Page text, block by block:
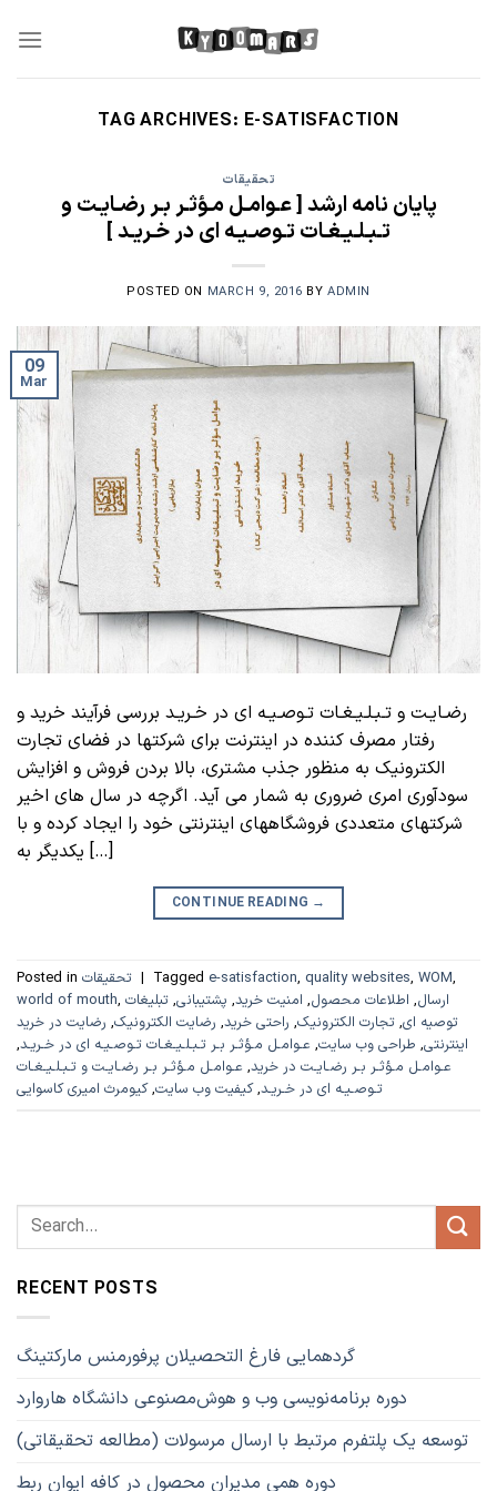
TAG ARCHIVES: E-SATISFACTION
تحقیقات
پایان نامه ارشد [ عـوامـل مـؤثـر بـر رضـایـت و
تـبـلـیـغـات تـوصـیـه ای در خـریـد ]
POSTED ON MARCH 9, 2016 BYADMIN
09
Mar
رضـایـت و تـبـلـیـغـات تـوصـیـه ای در خـریـد بررسی فرآیند خرید و
رفتار مصرف کننده در اینترنت برای شرکتها در فضای تجارت
الکترونیک به منظور جذب مشتری، بالا بردن فروش و افزایش
سودآوری امری ضروری به شمار می آید. اگرچه در سال های اخیر
شرکتهای متعددی فروشگاههای اینترنتی خود را ایجاد کرده و با
یکدیگر به […]
CONTINUE READING →
Posted in تحقیقات | Tagged e-satisfaction, quality websites, WOM,
world of mouth, ارسال, اطلاعات محصول, امنیت خرید, پشتیبانی, تبلیغات
توصیه ای, تجارت الکترونیک, راحتی خرید, رضایت الکترونیک, رضایت در خرید
اینترنتی, طراحی وب سایت, عـوامـل مـؤثـر بـر تـبـلـیـغـات تـوصـیـه ای در خـریـد,
عـوامـل مـؤثـر بـر رضـایـت در خرید, عـوامـل مـؤثـر بـر رضـایـت و تـبـلـیـغـات
تـوصـیـه ای در خـریـد,کیفیت وب سایت,کیومرث امیری کاسوایی
RECENT POSTS
گردهمایی فارغ التحصیلان پرفورمنس مارکتینگ
دوره برنامه‌نویسی وب و هوش‌مصنوعی دانشگاه هاروارد
توسعه یک پلتفرم مرتبط با ارسال مرسولات (مطالعه تحقیقاتی)
دوره همی مدیران محصول در کافه ایوان ربط